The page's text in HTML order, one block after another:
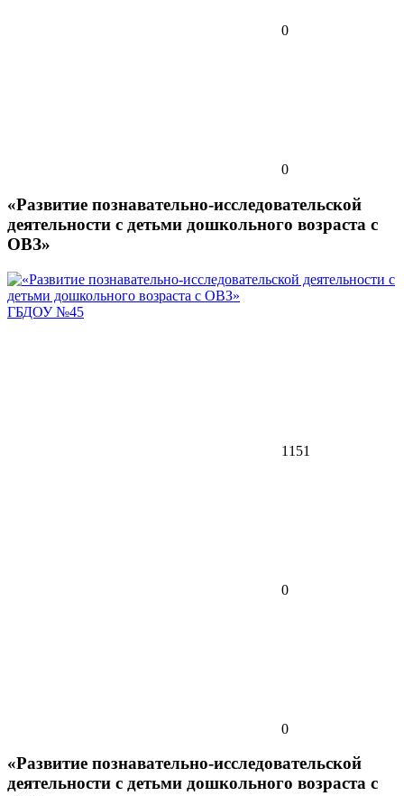
0
0
«Развитие познавательно-исследовательской
деятельности с детьми дошкольного возраста с
ОВЗ»
ГБДОУ №45
1151
0
0
«Развитие познавательно-исследовательской
деятельности с детьми дошкольного возраста с